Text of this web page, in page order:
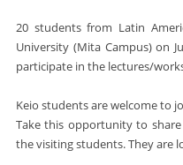
20 students from Latin
University (Mita Campus) on
participate in the lectures/
Keio students are welcome to
Take this opportunity to
the visiting students. They are